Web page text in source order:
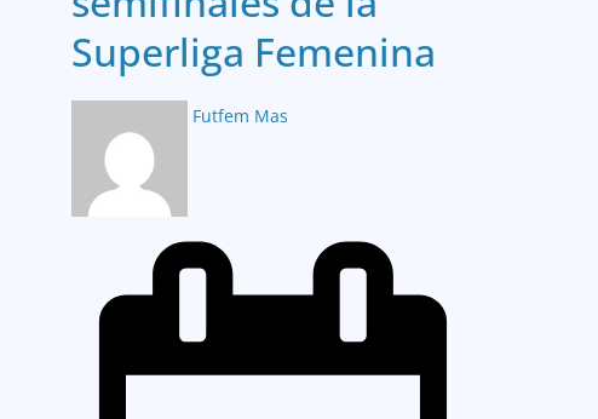
Superliga Femenina
Futfem Mas